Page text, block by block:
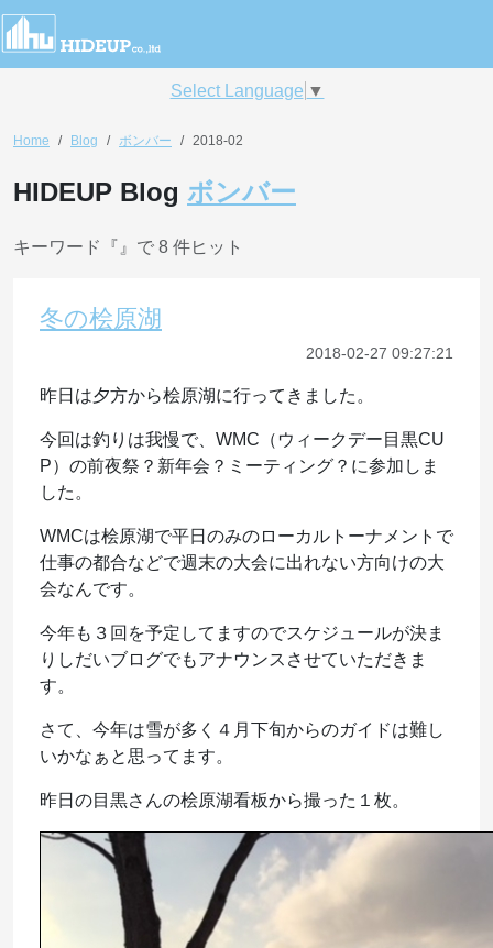
Select Language ▼
Home Blog ボンバー 2018-02
HIDEUP Blog ボンバー
キーワード『 』で 8 件ヒット
冬の桧原湖
2018-02-27 09:27:21
昨日は夕方から桧原湖に行ってきました。
今回は釣りは我慢で、WMC（ウィークデー目黒CU
P）の前夜祭？新年会？ミーティング？に参加しま
した。
WMCは桧原湖で平日のみのローカルトーナメントで
仕事の都合などで週末の大会に出れない方向けの大
会なんです。
今年も３回を予定してますのでスケジュールが決ま
りしだいブログでもアナウンスさせていただきま
す。
さて、今年は雪が多く４月下旬からのガイドは難し
いかなぁと思ってます。
昨日の目黒さんの桧原湖看板から撮った１枚。